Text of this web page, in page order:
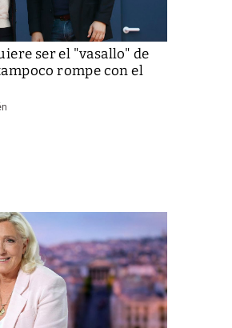
ser el "vasallo" de
rompe con el